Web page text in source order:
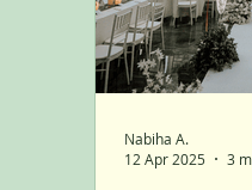
Nabiha A.
12 Apr 2025
3